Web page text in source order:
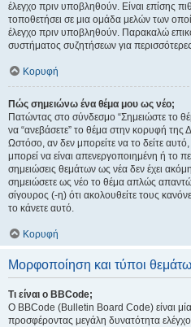
έλεγχο πριν υποβληθούν. Είναι επίσης
τοποθετήσει σε μια ομάδα μελών των
έλεγχο πριν υποβληθούν. Παρακαλώ
συστήματος συζητήσεων για
Κορυφή
Πώς σημειώνω ένα θέμα μου ως νέο;
Πατώντας στο σύνδεσμο “Σημειώστε το
να “ανεβάσετε” το θέμα στην κορυφή
Ωστόσο, αν δεν μπορείτε να το δείτε
μπορεί να είναι απενεργοποιημένη ή το
σημειώσεις θεμάτων ως νέα δεν έχει
σημειώσετε ως νέο το θέμα απλώς
σίγουρος (-η) ότι ακολουθείτε τους
το κάνετε αυτό.
Κορυφή
Μορφοποίηση και τύποι
Τι είναι ο BBCode;
Ο BBCode (Bulletin Board Code) είναι
προσφέροντας μεγάλη δυνατότητα